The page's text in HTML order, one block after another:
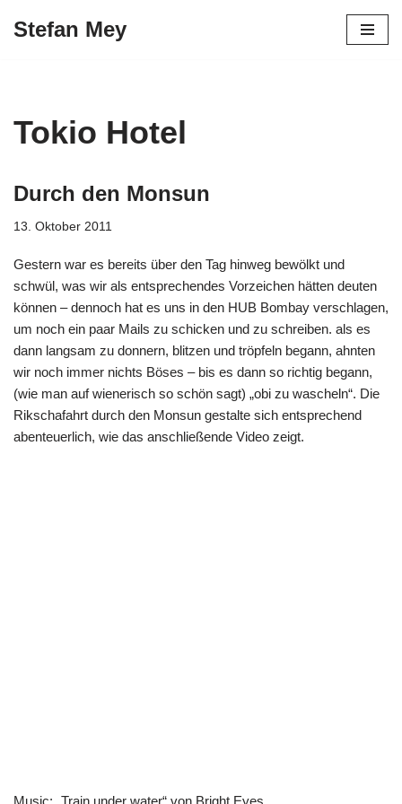
Stefan Mey
Tokio Hotel
Durch den Monsun
13. Oktober 2011
Gestern war es bereits über den Tag hinweg bewölkt und
schwül, was wir als entsprechendes Vorzeichen hätten deuten
können – dennoch hat es uns in den HUB Bombay verschlagen,
um noch ein paar Mails zu schicken und zu schreiben. als es
dann langsam zu donnern, blitzen und tröpfeln begann, ahnten
wir noch immer nichts Böses – bis es dann so richtig begann,
(wie man auf wienerisch so schön sagt) „obi zu wascheln“. Die
Rikschafahrt durch den Monsun gestalte sich entsprechend
abenteuerlich, wie das anschließende Video zeigt.
Music: „Train under water“ von Bright Eyes.